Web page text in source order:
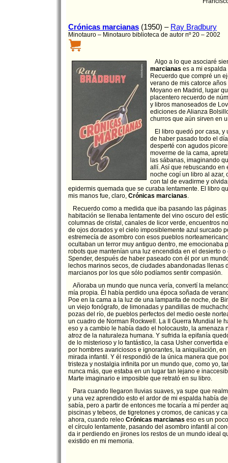
Crónicas marcianas (1950) – Ray Bradbury
Minotauro – Minotauro biblioteca de autor nº 20 – 2002
Algo a lo que asociaré
marcianas es a mi
Recuerdo que compré un
verano de mis catorce
Moyano en Madrid, lugar
placentero recuerdo de
y libros manoseados de
ediciones de Alianza
churros que aún sirven en
El libro quedó por casa, y
de haber pasado todo el
desperté con agudos
moverme de la cama,
las sábanas, imaginando
allí. Así que rebuscando en
noche cogí un libro al azar,
con tal de evadirme y
epidermis quemada que se curaba lentamente. El libro
mis manos fue, claro, Crónicas marcianas.
Recuerdo como a medida que iba pasando las
habitación se llenaba lentamente del vino oscuro del
columnas de cristal, canales de licor verde, encuentros
de ojos dorados y el cielo imposiblemente azul surcado
estremecía de asombro con esos pueblos
ocultaban un terror muy antiguo dentro, me emocionaba
robots que mantenían una luz encendida en el desierto o
Spender, después de haber paseado con él por un
lechos marinos secos, de ciudades abandonadas llenas
marcianos por los que sólo podíamos sentir compasión.
Añoraba un mundo que nunca vería, convertí la
mía propia. Él había perdido una época soñada de
Poe en la cama a la luz de una lamparita de noche, de
un viejo fonógrafo, de limonadas y pandillas de
pozas del río, de pueblos perfectos del medio oeste
un cuadro de Norman Rockwell. La II Guerra Mundial le
eso y a cambio le había dado el holocausto, la amenaza
atroz de la naturaleza humana. Y sufrida la epifanía
de lo misterioso y lo fantástico, la casa Usher convertida
por hombres avariciosos e ignorantes, la aniquilación,
mirada infantil. Y él respondió de la única manera que
tristeza y nostalgia infinita por un mundo que, como yo,
nunca más, que estaba en un lugar tan lejano e
Marte imaginario e imposible que retrató en su libro.
Para cuando llegaron lluvias suaves, ya supe que
y una vez aprendido esto el ardor de mi espalda había
sabía, pero a partir de entonces me tocaría a mí perder
piscinas y tebeos, de tigretones y cromos, de canicas y
ahora, cuando releo Crónicas marcianas eso es un
el círculo lentamente, pasando del asombro infantil al
da ir perdiendo en jirones los restos de un mundo ideal
existido en mi memoria.